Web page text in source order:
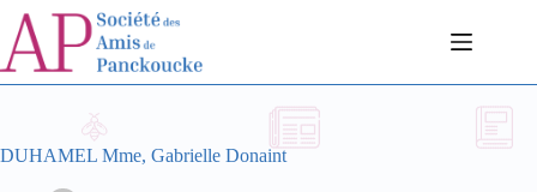
Passer
contenu
DUHAMEL Mme, Gabrielle Donaint